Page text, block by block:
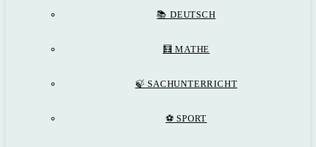
📚 DEUTSCH
🧮 MATHE
🍃 SACHUNTERRICHT
⚽️ SPORT